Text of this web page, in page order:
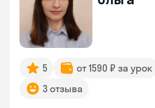
5 от 1590 ₽ за урок
3 отзыва